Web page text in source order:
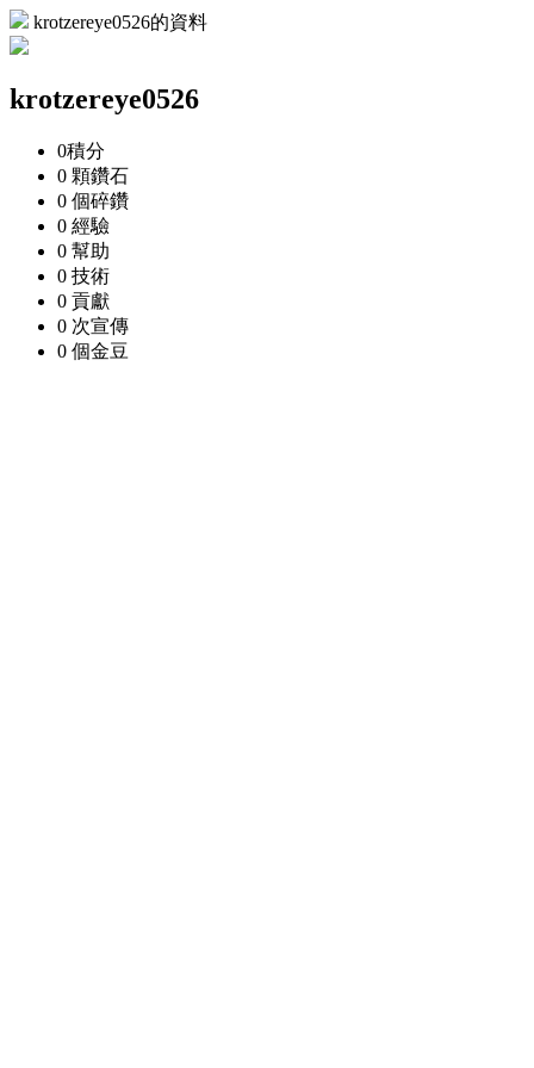
krotzereye0526的資料
krotzereye0526
0積分
0 顆鑽石
0 個碎鑽
0 經驗
0 幫助
0 技術
0 貢獻
0 次宣傳
0 個金豆